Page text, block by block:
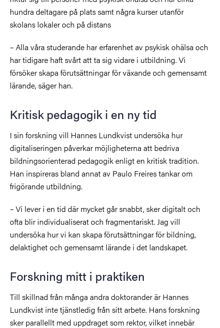
hundra deltagare på plats samt några kurser utanför
skolans lokaler och på distans
– Alla våra studerande har erfarenhet av psykisk ohälsa och
har tidigare haft svårt att ta sig vidare i utbildning. Vi
försöker skapa förutsättningar för växande och gemensamt
lärande, säger han.
Kritisk pedagogik i en ny tid
I sin forskning vill Hannes Lundkvist undersöka hur
digitaliseringen påverkar möjligheterna att bedriva
bildningsorienterad pedagogik enligt en kritisk tradition.
Han inspireras bland annat av Paulo Freires tankar om
frigörande utbildning.
– Vi lever i en tid där mycket går snabbt, sker digitalt och
ofta blir individualiserat och fragmentariskt. Jag vill
undersöka hur vi kan skapa förutsättningar för bildning,
delaktighet och gemensamt lärande i det landskapet.
Forskning mitt i praktiken
Till skillnad från många andra doktorander är Hannes
Lundkvist inte tjänstledig från sitt arbete. Hans forskning
sker parallellt med uppdraget som rektor, vilket innebär